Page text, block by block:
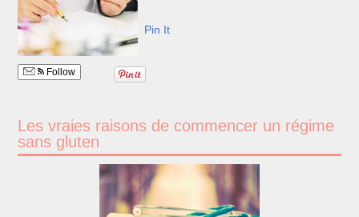
Pin It
Follow
Les vraies raisons de commencer un régime
sans gluten